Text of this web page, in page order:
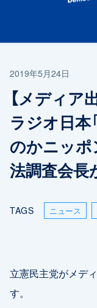
2019年5月24日
【メディア
ラジオ日本
のかニッポ
法調査会長
TAGS ニュース
立憲民主党がメデ
す。